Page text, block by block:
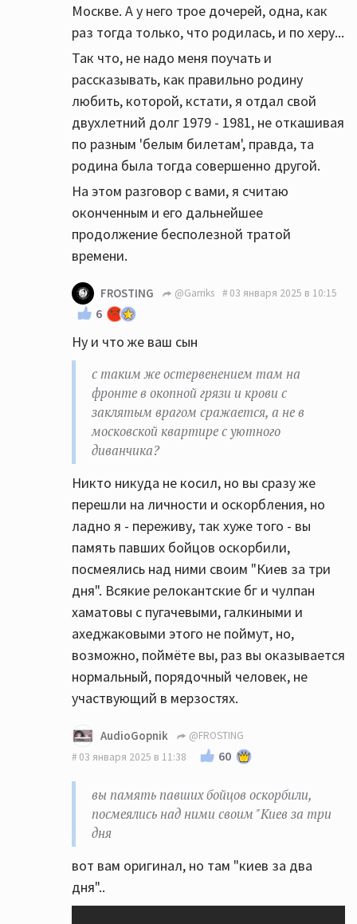
Москве. А у него трое дочерей, одна, как
раз тогда только, что родилась, и по херу...
Так что, не надо меня поучать и
рассказывать, как правильно родину
любить, которой, кстати, я отдал свой
двухлетний долг 1979 - 1981, не откашивая
по разным 'белым билетам', правда, та
родина была тогда совершенно другой.
На этом разговор с вами, я считаю
оконченным и его дальнейшее
продолжение бесполезной тратой
времени.
FROSTING @Garriks 03 января 2025 в 10:15
6
Ну и что же ваш сын
с таким же остервенением там на
фронте в окопной грязи и крови с
заклятым врагом сражается, а не в
московской квартире с уютного
диванчика?
Никто никуда не косил, но вы сразу же
перешли на личности и оскорбления, но
ладно я - переживу, так хуже того - вы
память павших бойцов оскорбили,
посмеялись над ними своим "Киев за три
дня". Всякие релокантские бг и чулпан
хаматовы с пугачевыми, галкиными и
ахеджаковыми этого не поймут, но,
возможно, поймёте вы, раз вы оказывается
нормальный, порядочный человек, не
участвующий в мерзостях.
AudioGopnik
@FROSTING
03 января 2025 в 11:38
60
вы память павших бойцов оскорбили,
посмеялись над ними своим "Киев за три
дня
вот вам оригинал, но там "киев за два
дня"..